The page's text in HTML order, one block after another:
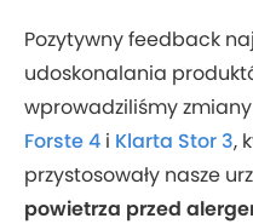
Pozytywny feedback
udoskonalania
wprowadziliśmy
Forste 4 i Klarta Stor 3,
przystosowały nasze
powietrza przed